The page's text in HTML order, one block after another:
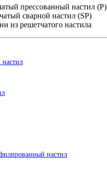
прессованный настил (Р)
сварной настил (SP)
из решетчатого настила
настил